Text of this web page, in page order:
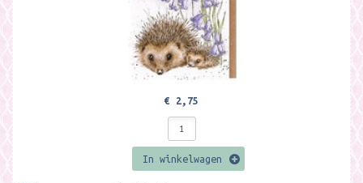
€ 2,75
In winkelwagen